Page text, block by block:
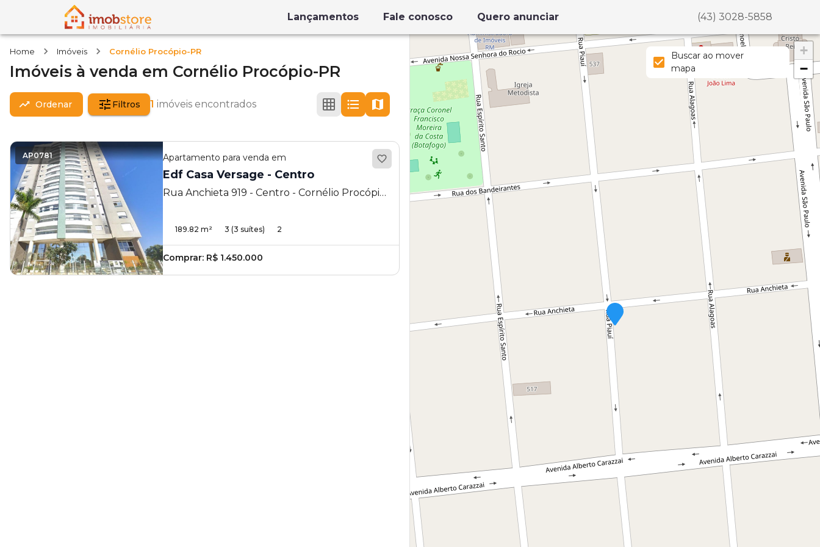
Lançamentos Fale conosco Quero anunciar (43) 3028-5858
Home Imóveis Cornélio Procópio-PR
Imóveis à venda em Cornélio Procópio-PR
Ordenar Filtros 1 imóveis encontrados
AP0781 Apartamento para venda em
Edf Casa Versage - Centro
Rua Anchieta 919 - Centro - Cornélio Procópio
189.82 m² 3 (3 suítes) 2
Comprar: R$ 1.450.000
+
−
Buscar ao mover
mapa